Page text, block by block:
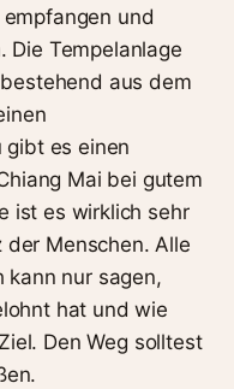
und
Die Tempelanlage
aus dem
gibt es einen
Mai bei gutem
ist es wirklich sehr
Menschen. Alle
kann nur sagen,
hat und wie
Den Weg solltest